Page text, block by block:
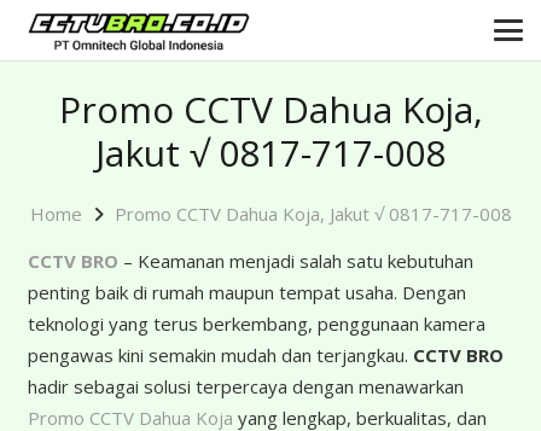
Promo CCTV Dahua Koja,
Jakut √ 0817-717-008
Home
Promo CCTV Dahua Koja, Jakut √ 0817-717-008
CCTV BRO – Keamanan menjadi salah satu kebutuhan
penting baik di rumah maupun tempat usaha. Dengan
teknologi yang terus berkembang, penggunaan kamera
pengawas kini semakin mudah dan terjangkau. CCTV BRO
hadir sebagai solusi terpercaya dengan menawarkan
Promo CCTV Dahua Koja yang lengkap, berkualitas, dan